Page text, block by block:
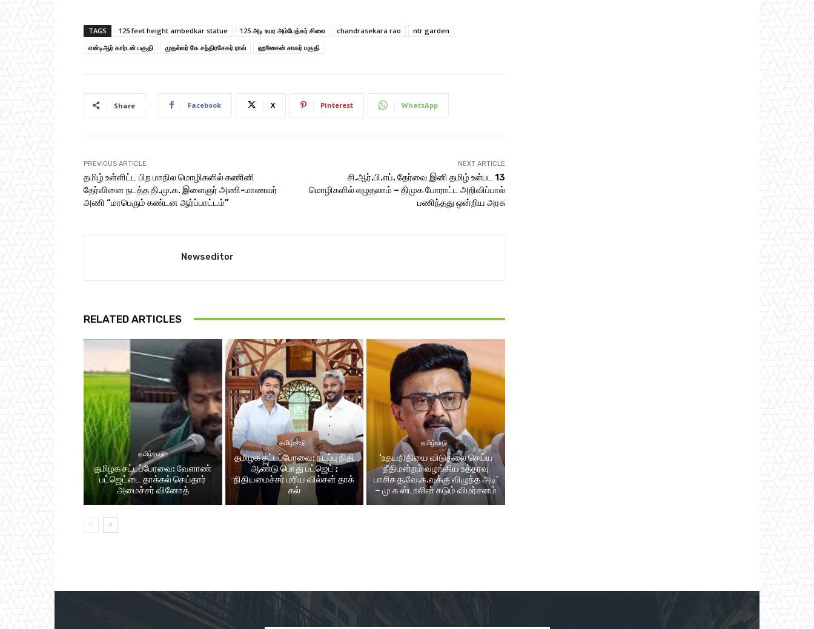
TAGS 125 feet height ambedkar statue 125 அடி உயர அம்பேத்கர் சிலை chandrasekara rao
ntr garden
என்டிஆர் கார்டன் பகுதி
முதல்வர் கே சந்திரசேகர் ராவ் ஹூசைன் சாகர் பகுதி
Share Facebook X Pinterest WhatsApp
PREVIOUS ARTICLE
தமிழ் உள்ளிட்ட பிற மாநில மொழிகளில் கணினி
தேர்வினை நடத்த தி.மு.க. இளைஞர் அணி-மாணவர்
அணி “மாபெரும் கண்டன ஆர்ப்பாட்டம்”
NEXT ARTICLE
சி.ஆர்.பி.எப். தேர்வை இனி தமிழ் உள்பட 13
மொழிகளில் எழுதலாம் – திமுக போராட்ட அறிவிப்பால்
பணிந்தது ஒன்றிய அரசு
Newseditor
RELATED ARTICLES
தமிழ்நாடு
தமிழக சட்​டப்​பேர​வை: வேளாண்
பட்​ஜெட்டை தாக்கல் செய்தார்
அமைச்சர் வினோத்
தமிழ்நாடு
தமிழக சட்டப்பேரவை: நடப்பு நிதி
ஆண்​டு பொது பட்ஜெட் ;
நிதியமைச்சர் மரிய வில்சன் தாக்​
கல்
தமிழ்நாடு
‘உதயநிதியை விடுதலை செய்ய
நீதிமன்றம் வழங்கிய உத்தரவு
பாசிச த.வே.க.வுக்கு விழுந்த அடி’
– மு க ஸ்டாலின் கடும் விமர்சனம்